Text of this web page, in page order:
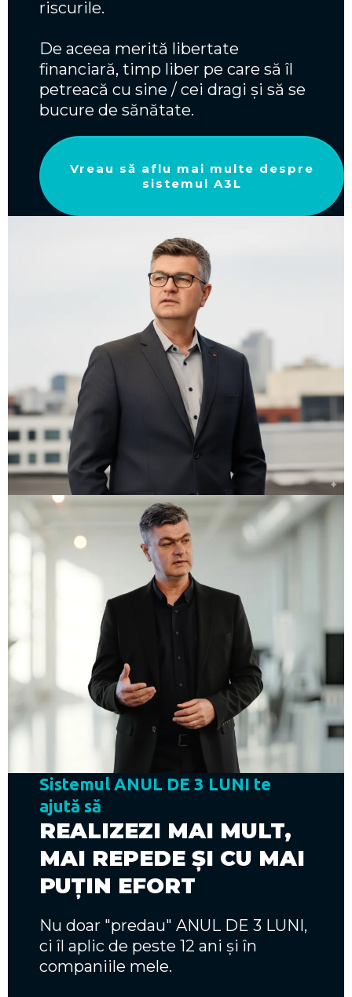
riscurile.
De aceea merită libertate
financiară, timp liber pe care să îl
petreacă cu sine / cei dragi și să se
bucure de sănătate.
Vreau să aflu mai multe despre
sistemul A3L
Sistemul ANUL DE 3 LUNI te
ajută să
REALIZEZI MAI MULT,
MAI REPEDE ȘI CU MAI
PUȚIN EFORT
Nu doar "predau" ANUL DE 3 LUNI,
ci îl aplic de peste 12 ani și în
companiile mele.